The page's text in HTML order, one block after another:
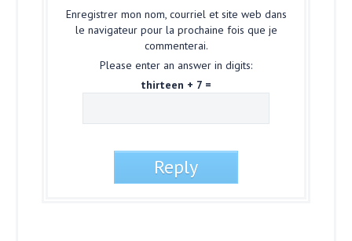
Enregistrer mon nom, courriel et site web dans
le navigateur pour la prochaine fois que je
commenterai.
Please enter an answer in digits:
thirteen + 7 =